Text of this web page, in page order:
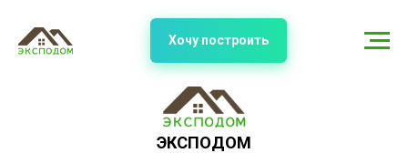
ЭКСПОДОМ
Хочу построить